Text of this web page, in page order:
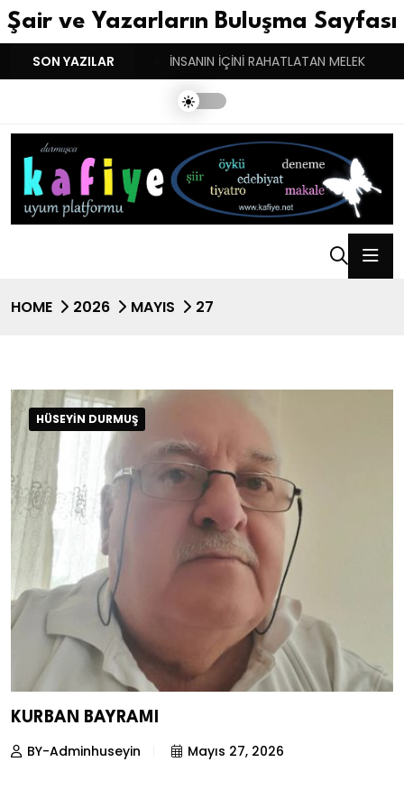
Şair ve Yazarların Buluşma Sayfası
SON YAZILAR
BASARINDIR! İNSANIN İÇİNİ RAHATLATAN MELEK
HOME 2026 MAYIS 27
HÜSEYIN DURMUŞ
KURBAN BAYRAMI
BY-Adminhuseyin Mayıs 27, 2026